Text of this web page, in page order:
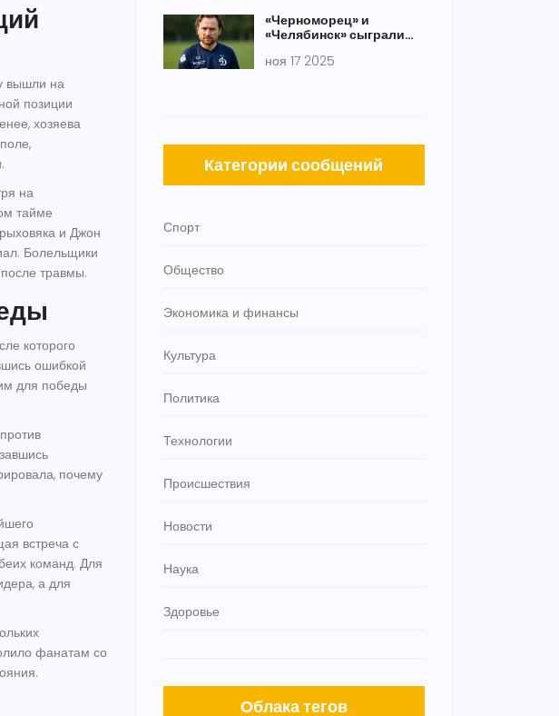
вышли на
позиции
хозяева
на
тайме
и Джон
Болельщики
травмы.
которого
ошибкой
для победы
почему
встреча с
команд. Для
а для
фанатам со
«Черноморец» и
«Челябинск» сыграли
карточка и 11 матчей без
ноя 17 2025
Категории сообщений
Спорт
Общество
Экономика и финансы
Культура
Политика
Технологии
Происшествия
Новости
Наука
Здоровье
Облака тегов